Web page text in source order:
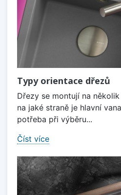
Typy orientace dřezů
Dřezy se montují na
na jaké straně je hlavní
potřeba při výběru...
Číst více